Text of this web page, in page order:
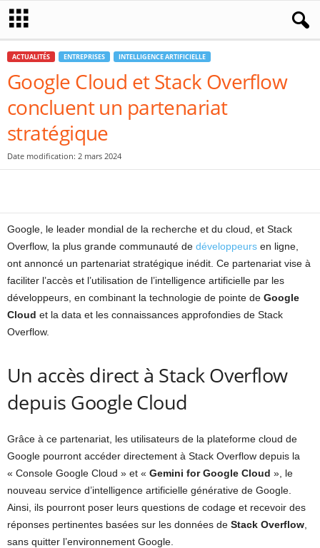
ACTUALITÉS ENTREPRISES INTELLIGENCE ARTIFICIELLE
Google Cloud et Stack Overflow
concluent un partenariat
stratégique
Date modification: 2 mars 2024
Google, le leader mondial de la recherche et du cloud, et Stack
Overflow, la plus grande communauté de développeurs en ligne,
ont annoncé un partenariat stratégique inédit. Ce partenariat vise à
faciliter l’accès et l’utilisation de l’intelligence artificielle par les
développeurs, en combinant la technologie de pointe de Google
Cloud et la data et les connaissances approfondies de Stack
Overflow.
Un accès direct à Stack Overflow
depuis Google Cloud
Grâce à ce partenariat, les utilisateurs de la plateforme cloud de
Google pourront accéder directement à Stack Overflow depuis la
« Console Google Cloud » et « Gemini for Google Cloud », le
nouveau service d’intelligence artificielle générative de Google.
Ainsi, ils pourront poser leurs questions de codage et recevoir des
réponses pertinentes basées sur les données de Stack Overflow
sans quitter l’environnement Google.